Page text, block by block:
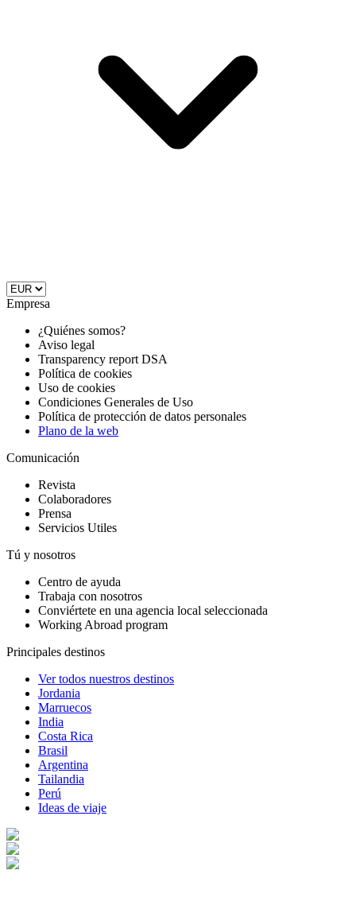
Empresa
¿Quiénes somos?
Aviso legal
Transparency report DSA
Política de cookies
Uso de cookies
Condiciones Generales de Uso
Política de protección de datos personales
Plano de la web
Comunicación
Revista
Colaboradores
Prensa
Servicios Utiles
Tú y nosotros
Centro de ayuda
Trabaja con nosotros
Conviértete en una agencia local seleccionada
Working Abroad program
Principales destinos
Ver todos nuestros destinos
Jordania
Marruecos
India
Costa Rica
Brasil
Argentina
Tailandia
Perú
Ideas de viaje